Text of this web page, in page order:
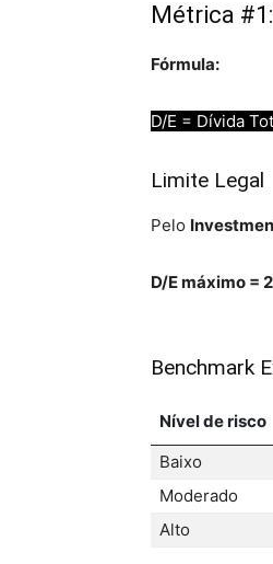
Métrica
Fórmula:
D/E = Dívida
Limite Legal
Pelo
D/E máximo =
Benchmark
Nível de risco
Baixo
Moderado
Alto